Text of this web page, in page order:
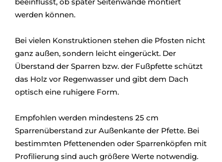
werden können.
Bei vielen Konstruktionen stehen die Pfosten nicht
ganz außen, sondern leicht eingerückt. Der
Überstand der Sparren bzw. der Fußpfette schützt
das Holz vor Regenwasser und gibt dem Dach
optisch eine ruhigere Form.
Empfohlen werden mindestens 25 cm
Sparrenüberstand zur Außenkante der Pfette. Bei
bestimmten Pfettenenden oder Sparrenköpfen mit
Profilierung sind auch größere Werte notwendig.